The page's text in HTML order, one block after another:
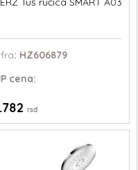
: HZ606879
cena:
rsd